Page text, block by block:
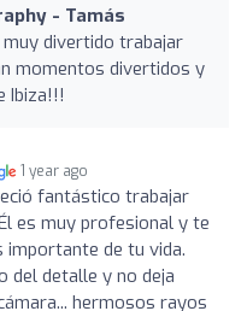
- Tamás
muy divertido trabajar
momentos divertidos y
Ibiza!!!
1 year ago
fantástico trabajar
es muy profesional y te
importante de tu vida.
del detalle y no deja
hermosos rayos